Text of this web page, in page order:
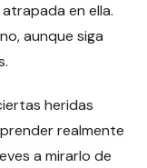
en ella.
aunque siga
heridas
realmente
a mirarlo de